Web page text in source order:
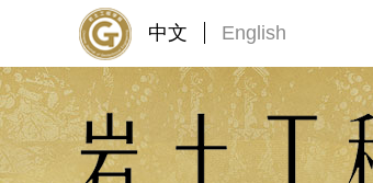
中文 English